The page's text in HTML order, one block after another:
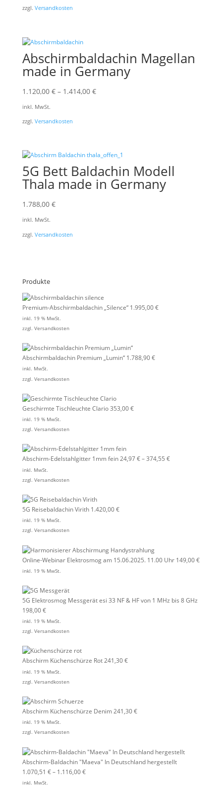
zzgl. Versandkosten
Abschirmbaldachin Magellan
made in Germany
1.120,00 €– 1.414,00 €
inkl. MwSt.
zzgl. Versandkosten
5G Bett Baldachin Modell
Thala made in Germany
1.788,00 €
inkl. MwSt.
zzgl. Versandkosten
Produkte
Premium-Abschirmbaldachin „Silence“ 1.995,00€
inkl. 19 % MwSt.
zzgl. Versandkosten
Abschirmbaldachin Premium „Lumin“ 1.788,90€
inkl. MwSt.
zzgl. Versandkosten
Geschirmte Tischleuchte Clario353,00€
inkl. 19 % MwSt.
zzgl. Versandkosten
Abschirm-Edelstahlgitter 1mm fein24,97€–374,55 €
inkl. MwSt.
zzgl. Versandkosten
5G Reisebaldachin Virith 1.420,00€
inkl. 19 % MwSt.
zzgl. Versandkosten
Online-Webinar Elektrosmog am 15.06.2025. 11.00 Uhr 149,00€
inkl. 19 % MwSt.
5G Elektrosmog Messgerät esi 33 NF & HF von 1 MHz bis 8 GHz
198,00€
inkl. 19 % MwSt.
zzgl. Versandkosten
Abschirm Küchenschürze Rot241,30€
inkl. 19 % MwSt.
zzgl. Versandkosten
Abschirm Küchenschürze Denim241,30€
inkl. 19 % MwSt.
zzgl. Versandkosten
Abschirm-Baldachin "Maeva" In Deutschland hergestellt
1.070,51 €– 1.116,00€
inkl. MwSt.